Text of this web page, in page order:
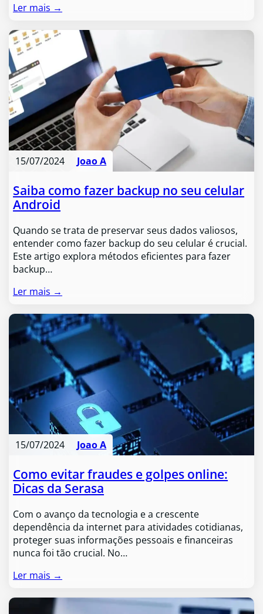
Ler mais →
15/07/2024 Joao A
Saiba como fazer backup no seu celular
Android
Quando se trata de preservar seus dados valiosos,
entender como fazer backup do seu celular é crucial.
Este artigo explora métodos eficientes para fazer
backup…
Ler mais →
15/07/2024 Joao A
Como evitar fraudes e golpes online:
Dicas da Serasa
Com o avanço da tecnologia e a crescente
dependência da internet para atividades cotidianas,
proteger suas informações pessoais e financeiras
nunca foi tão crucial. No…
Ler mais →